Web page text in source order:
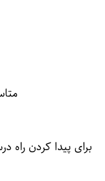
برای پیدا کردن